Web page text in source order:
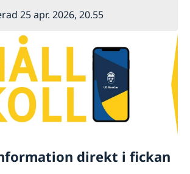
25 apr. 2026, 20.55
direkt i fickan